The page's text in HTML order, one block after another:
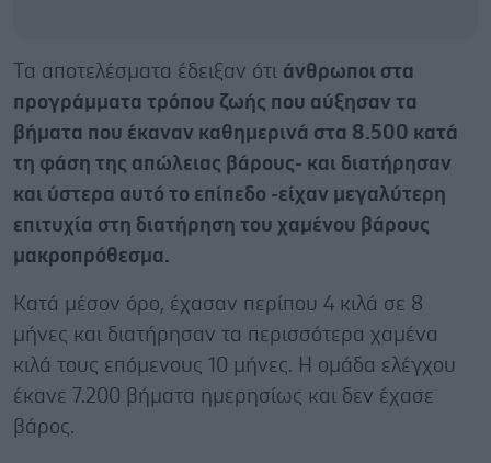
Tα αποτελέσματα έδειξαν ότι άνθρωποι στα
προγράμματα τρόπου ζωής που αύξησαν τα
βήματα που έκαναν καθημερινά στα 8.500 κατά
τη φάση της απώλειας βάρους- και διατήρησαν
και ύστερα αυτό το επίπεδο -είχαν μεγαλύτερη
επιτυχία στη διατήρηση του χαμένου βάρους
μακροπρόθεσμα.
Κατά μέσον όρο, έχασαν περίπου 4 κιλά σε 8
μήνες και διατήρησαν τα περισσότερα χαμένα
κιλά τους επόμενους 10 μήνες. Η ομάδα ελέγχου
έκανε 7.200 βήματα ημερησίως και δεν έχασε
βάρος.